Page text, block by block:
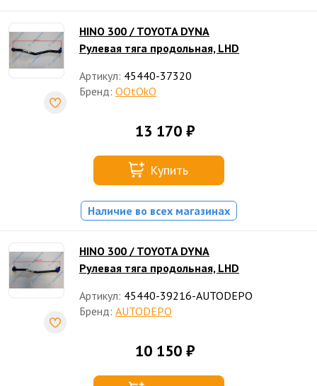
HINO 300 / TOYOTA DYNA
Рулевая тяга продольная, LHD
Артикул: 45440-37320
Бренд: OOtOkO
13 170 ₽
Купить
Наличие во всех магазинах
HINO 300 / TOYOTA DYNA
Рулевая тяга продольная, LHD
Артикул: 45440-39216-AUTODEPO
Бренд: AUTODEPO
10 150 ₽